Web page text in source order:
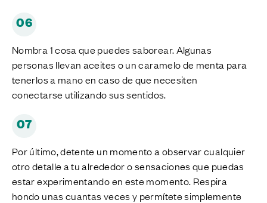
06
Nombra 1 cosa que puedes saborear. Algunas
personas llevan aceites o un caramelo de menta para
tenerlos a mano en caso de que necesiten
conectarse utilizando sus sentidos.
07
Por último, detente un momento a observar cualquier
otro detalle a tu alrededor o sensaciones que puedas
estar experimentando en este momento. Respira
hondo unas cuantas veces y permítete simplemente